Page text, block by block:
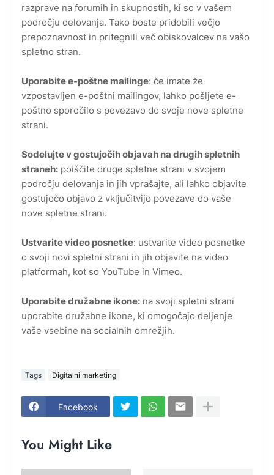
razprave na forumih in skupnostih, ki so v vašem
področju delovanja. Tako boste pridobili večjo
prepoznavnost in pritegnili več obiskovalcev na vašo
spletno stran.
Uporabite e-poštne mailinge: če imate že
vzpostavljen e-poštni mailingov, lahko pošljete e-
poštno sporočilo s povezavo do svoje nove spletne
strani.
Sodelujte v gostujočih objavah na drugih spletnih
straneh: poiščite druge spletne strani v svojem
področju delovanja in jih vprašajte, ali lahko objavite
gostujočo objavo z vključitvijo povezave do vaše
nove spletne strani.
Ustvarite video posnetke: ustvarite video posnetke
o svoji novi spletni strani in jih objavite na video
platformah, kot so YouTube in Vimeo.
Uporabite družabne ikone: na svoji spletni strani
uporabite družabne ikone, ki omogočajo deljenje
vaše vsebine na socialnih omrežjih.
Tags Digitalni marketing
Facebook
You Might Like